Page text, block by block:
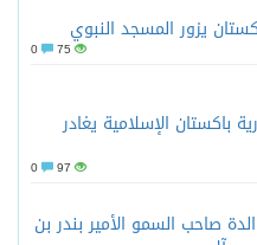
يزور المسجد النبوي
75
باكستان الإسلامية يغادر
97
صاحب السمو الأمير بندر بن